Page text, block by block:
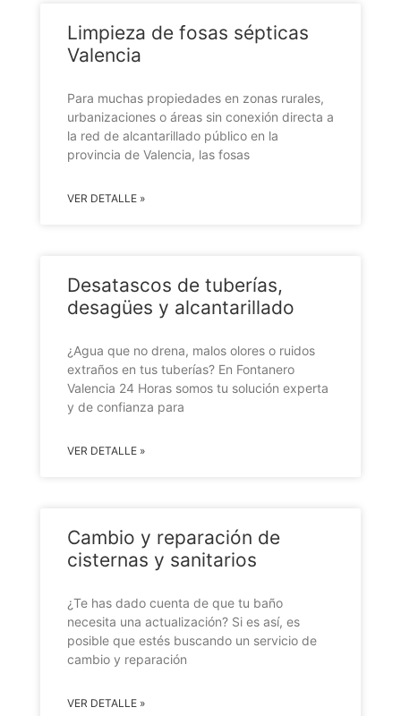
Limpieza de fosas sépticas
Valencia
Para muchas propiedades en zonas rurales,
urbanizaciones o áreas sin conexión directa a
la red de alcantarillado público en la
provincia de Valencia, las fosas
VER DETALLE »
Desatascos de tuberías,
desagües y alcantarillado
¿Agua que no drena, malos olores o ruidos
extraños en tus tuberías? En Fontanero
Valencia 24 Horas somos tu solución experta
y de confianza para
VER DETALLE »
Cambio y reparación de
cisternas y sanitarios
¿Te has dado cuenta de que tu baño
necesita una actualización? Si es así, es
posible que estés buscando un servicio de
cambio y reparación
VER DETALLE »